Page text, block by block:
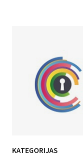
KATEGORIJAS